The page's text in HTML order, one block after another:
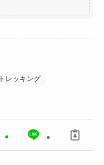
トレッキング